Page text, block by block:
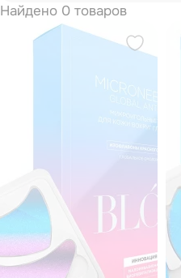
Найдено 0 товаров